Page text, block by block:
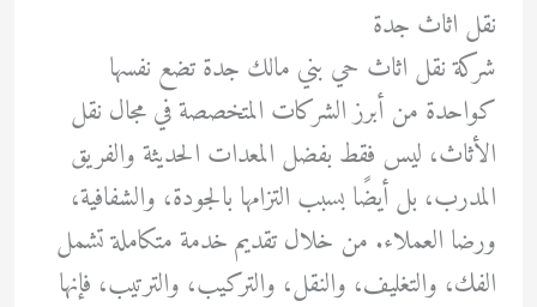
نقل اثاث جدة
شركة نقل اثاث حي بني مالك جدة تضع نفسها
كواحدة من أبرز الشركات المتخصصة في مجال نقل
الأثاث، ليس فقط بفضل المعدات الحديثة والفريق
المدرب، بل أيضًا بسبب التزامها بالجودة، والشفافية،
ورضا العملاء. من خلال تقديم خدمة متكاملة تشمل
الفك، والتغليف، والنقل، والتركيب، والترتيب، فإنها